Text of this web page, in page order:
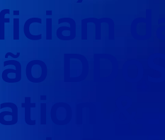
da
DDoS
&